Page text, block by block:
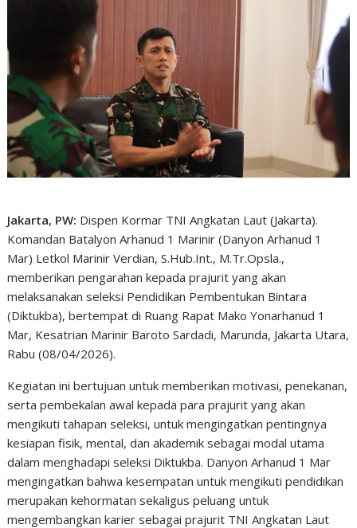
Jakarta, PW: Dispen Kormar TNI Angkatan Laut (Jakarta).
Komandan Batalyon Arhanud 1 Marinir (Danyon Arhanud 1
Mar) Letkol Marinir Verdian, S.Hub.Int., M.Tr.Opsla.,
memberikan pengarahan kepada prajurit yang akan
melaksanakan seleksi Pendidikan Pembentukan Bintara
(Diktukba), bertempat di Ruang Rapat Mako Yonarhanud 1
Mar, Kesatrian Marinir Baroto Sardadi, Marunda, Jakarta Utara,
Rabu (08/04/2026).
Kegiatan ini bertujuan untuk memberikan motivasi, penekanan,
serta pembekalan awal kepada para prajurit yang akan
mengikuti tahapan seleksi, untuk mengingatkan pentingnya
kesiapan fisik, mental, dan akademik sebagai modal utama
dalam menghadapi seleksi Diktukba. Danyon Arhanud 1 Mar
mengingatkan bahwa kesempatan untuk mengikuti pendidikan
merupakan kehormatan sekaligus peluang untuk
mengembangkan karier sebagai prajurit TNI Angkatan Laut